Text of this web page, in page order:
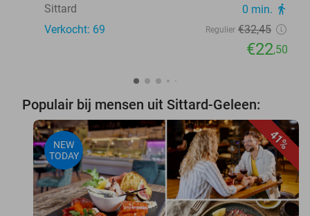
Sittard 0 min. directions_walk
Verkocht: 69 Regulier €32,45
€22,50
Populair bij mensen uit Sittard-Geleen:
41%
NEW
TODAY